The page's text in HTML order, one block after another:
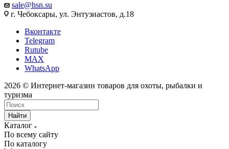
sale@hsn.su
г. Чебоксары, ул. Энтузиастов, д.18
Вконтакте
Telegram
Rutube
MAX
WhatsApp
2026 © Интернет-магазин товаров для охоты, рыбалки и
туризма
Найти
Каталог
По всему сайту
По каталогу